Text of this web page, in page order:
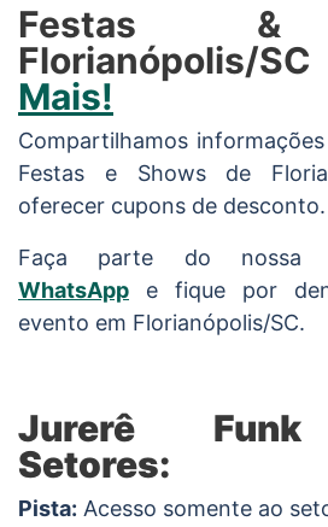
Festas &
Florianópolis/
Mais!
Compartilhamos
Festas e Shows de
oferecer cupons de desconto.
Faça parte do nossa
WhatsApp e fique por
evento em Florianópolis/SC.
Jurerê Funk
Setores:
Pista: Acesso somente ao